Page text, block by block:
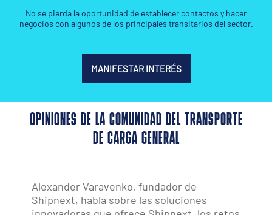
No se pierda la oportunidad de establecer contactos y hacer
negocios con algunos de los principales transitarios del sector.
MANIFESTAR INTERÉS
OPINIONES DE LA COMUNIDAD DEL TRANSPORTE
DE CARGA GENERAL
Alexander Varavenko, fundador de
Shipnext, habla sobre las soluciones